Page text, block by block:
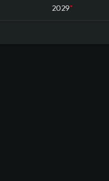
2029*